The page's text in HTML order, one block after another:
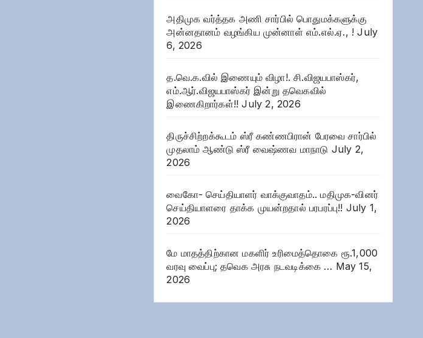
அதிமுக வர்த்தக அணி சார்பில் பொதுமக்களுக்கு
அன்னதானம் வழங்கிய முன்னாள் எம்.எல்.ஏ., ! July
6, 2026
த.வெ.க.வில் இணையும் விழா!. சி.விஜயபாஸ்கர்,
எம்.ஆர்.விஜயபாஸ்கர் இன்று தவெகவில்
இணைகிறார்கள்!! July 2, 2026
திருச்சிற்றக்கூடம் ஸ்ரீ கண்ணபிரான் பேரவை சார்பில்
முதலாம் ஆண்டு ஸ்ரீ வைஷ்ணவ மாநாடு July 2,
2026
வைகோ- செய்தியாளர் வாக்குவாதம்.. மதிமுக-வினர்
செய்தியாளரை தாக்க முயன்றதால் பரபரப்பு!! July 1,
2026
மே மாதத்திற்கான மகளிர் உரிமைத்தொகை ரூ.1,000
வரவு வைப்பு; தவெக அரசு நடவடிக்கை … May 15,
2026